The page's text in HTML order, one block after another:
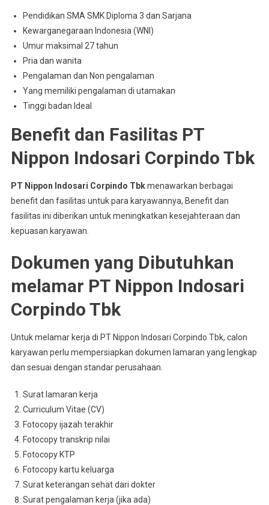
Pendidikan SMA SMK Diploma 3 dan Sarjana
Kewarganegaraan Indonesia (WNI)
Umur maksimal 27 tahun
Pria dan wanita
Pengalaman dan Non pengalaman
Yang memiliki pengalaman di utamakan
Tinggi badan Ideal
Benefit dan Fasilitas PT
Nippon Indosari Corpindo Tbk
PT Nippon Indosari Corpindo Tbkmenawarkan berbagai
benefit dan fasilitas untuk para karyawannya, Benefit dan
fasilitas ini diberikan untuk meningkatkan kesejahteraan dan
kepuasan karyawan.
Dokumen yang Dibutuhkan
melamar PT Nippon Indosari
Corpindo Tbk
Untuk melamar kerja di PT Nippon Indosari Corpindo Tbk, calon
karyawan perlu mempersiapkan dokumen lamaran yang lengkap
dan sesuai dengan standar perusahaan.
Surat lamaran kerja
Curriculum Vitae (CV)
Fotocopy ijazah terakhir
Fotocopy transkrip nilai
Fotocopy KTP
Fotocopy kartu keluarga
Surat keterangan sehat dari dokter
Surat pengalaman kerja (jika ada)